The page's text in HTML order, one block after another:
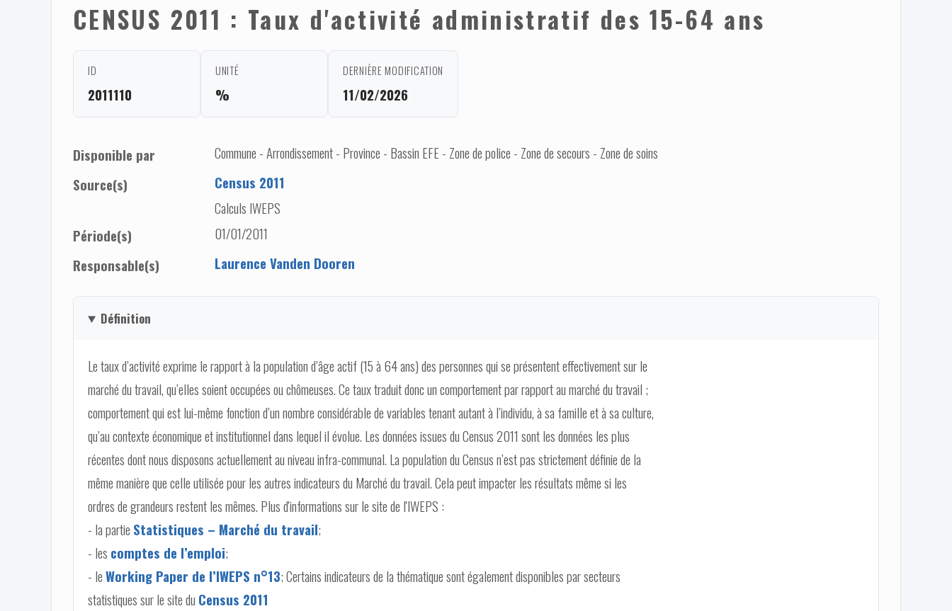
CENSUS 2011 : Taux d'activité administratif des 15-64 ans
ID
2011110
UNITÉ
%
DERNIÈRE MODIFICATION
11/02/2026
Disponible par
Commune - Arrondissement - Province - Bassin EFE - Zone de police - Zone de secours - Zone de soins
Source(s)
Census 2011
Calculs IWEPS
Période(s)
01/01/2011
Responsable(s)
Laurence Vanden Dooren
Définition
Le taux d’activité exprime le rapport à la population d’âge actif (15 à 64 ans) des personnes qui se présentent effectivement sur le
marché du travail, qu’elles soient occupées ou chômeuses. Ce taux traduit donc un comportement par rapport au marché du travail ;
comportement qui est lui-même fonction d’un nombre considérable de variables tenant autant à l’individu, à sa famille et à sa culture,
qu’au contexte économique et institutionnel dans lequel il évolue. Les données issues du Census 2011 sont les données les plus
récentes dont nous disposons actuellement au niveau infra-communal. La population du Census n’est pas strictement définie de la
même manière que celle utilisée pour les autres indicateurs du Marché du travail. Cela peut impacter les résultats même si les
ordres de grandeurs restent les mêmes. Plus d'informations sur le site de l'IWEPS :
- la partie Statistiques – Marché du travail;
- les comptes de l’emploi;
- leWorking Paper de l’IWEPS n°13; Certains indicateurs de la thématique sont également disponibles par secteurs
statistiques sur le site du Census 2011